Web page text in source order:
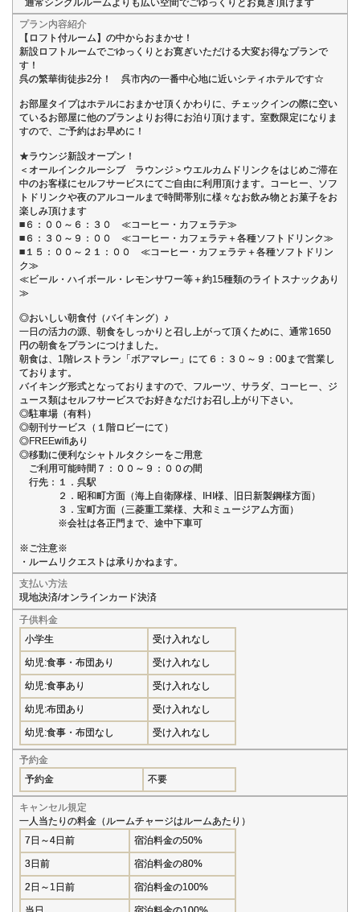
プラン内容紹介
【ロフト付ルーム】の中からおまかせ！
新設ロフトルームでごゆっくりとお寛ぎいただける大変お得なプランで
す！
呉の繁華街徒歩2分！ 呉市内の一番中心地に近いシティホテルです☆
お部屋タイプはホテルにおまかせ頂くかわりに、チェックインの際に空い
ているお部屋に他のプランよりお得にお泊り頂けます。室数限定になりま
すので、ご予約はお早めに！
★ラウンジ新設オープン！
＜オールインクルーシブ ラウンジ＞ウエルカムドリンクをはじめご滞在
中のお客様にセルフサービスにてご自由に利用頂けます。コーヒー、ソフ
トドリンクや夜のアルコールまで時間帯別に様々なお飲み物とお菓子をお
楽しみ頂けます
■６：００～６：３０ ≪コーヒー・カフェラテ≫
■６：３０～９：００ ≪コーヒー・カフェラテ＋各種ソフトドリンク≫
■１５：００～２１：００ ≪コーヒー・カフェラテ＋各種ソフトドリン
ク≫
≪ビール・ハイボール・レモンサワー等＋約15種類のライトスナックあり
≫
◎おいしい朝食付（バイキング）♪
一日の活力の源、朝食をしっかりと召し上がって頂くために、通常1650
円の朝食をプランにつけました。
朝食は、1階レストラン「ボアマレー」にて６：３０～９：00まで営業し
ております。
バイキング形式となっておりますので、フルーツ、サラダ、コーヒー、ジ
ュース類はセルフサービスでお好きなだけお召し上がり下さい。
◎駐車場（有料）
◎朝刊サービス（１階ロビーにて）
◎FREEwifiあり
◎移動に便利なシャトルタクシーをご用意
ご利用可能時間７：００～９：００の間
行先：１．呉駅
２．昭和町方面（海上自衛隊様、IHI様、旧日新製鋼様方面）
３．宝町方面（三菱重工業様、大和ミュージアム方面）
※会社は各正門まで、途中下車可
※ご注意※
・ルームリクエストは承りかねます。
支払い方法
現地決済/オンラインカード決済
子供料金
小学生
受け入れなし
幼児:食事・布団あり 受け入れなし
幼児:食事あり 受け入れなし
幼児:布団あり 受け入れなし
幼児:食事・布団なし 受け入れなし
予約金
予約金
不要
キャンセル規定
一人当たりの料金（ルームチャージはルームあたり）
7日～4日前
宿泊料金の50%
3日前 宿泊料金の80%
2日～1日前 宿泊料金の100%